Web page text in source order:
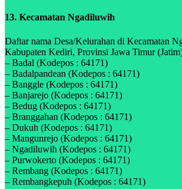
13. Kecamatan Ngadiluwih
Daftar nama Desa/Kelurahan di Kecamatan
Kabupaten Kediri, Provinsi Jawa Timur
– Badal (Kodepos : 64171)
– Badalpandean (Kodepos : 64171)
– Banggle (Kodepos : 64171)
– Banjarejo (Kodepos : 64171)
– Bedug (Kodepos : 64171)
– Branggahan (Kodepos : 64171)
– Dukuh (Kodepos : 64171)
– Mangunrejo (Kodepos : 64171)
– Ngadiluwih (Kodepos : 64171)
– Purwokerto (Kodepos : 64171)
– Rembang (Kodepos : 64171)
– Rembangkepuh (Kodepos : 64171)